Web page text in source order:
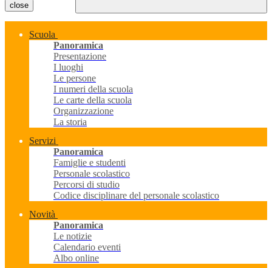
close
Scuola
Panoramica
Presentazione
I luoghi
Le persone
I numeri della scuola
Le carte della scuola
Organizzazione
La storia
Servizi
Panoramica
Famiglie e studenti
Personale scolastico
Percorsi di studio
Codice disciplinare del personale scolastico
Novità
Panoramica
Le notizie
Calendario eventi
Albo online